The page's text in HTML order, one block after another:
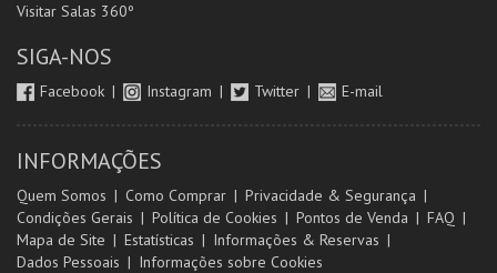
Visitar Salas 360º
SIGA-NOS
Facebook Instagram Twitter E-mail
INFORMAÇÕES
Quem Somos Como Comprar
Privacidade & Segurança
Condições Gerais
Política de Cookies Pontos de Venda
FAQ
Mapa de Site
Estatísticas
Informações & Reservas
Dados Pessoais
Informações sobre Cookies